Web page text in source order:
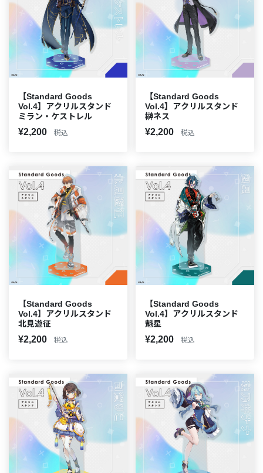
【Standard Goods
Vol.4】アクリルスタンド
ミラン・ケストレル
¥2,200 税込
【Standard Goods
Vol.4】アクリルスタンド
榊ネス
¥2,200 税込
【Standard Goods
Vol.4】アクリルスタンド
北見遊征
¥2,200 税込
【Standard Goods
Vol.4】アクリルスタンド
魁星
¥2,200 税込